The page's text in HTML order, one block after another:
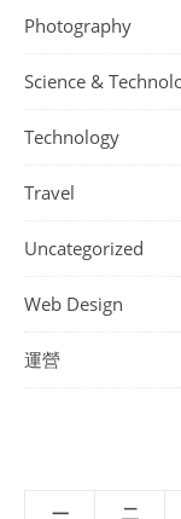
Photography
Science &
Technology
Travel
Uncategorized
Web Design
運營
一 二